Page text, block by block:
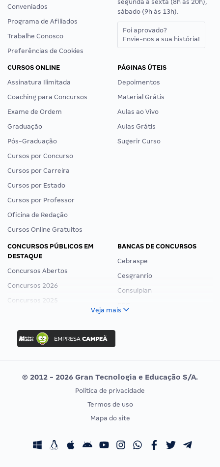
Conveniados
Programa de Afiliados
Trabalhe Conosco
Preferências de Cookies
segunda a sexta (8h às 20h),
sábado (9h às 13h).
Foi aprovado?
Envie-nos a sua história!
CURSOS ONLINE
Assinatura Ilimitada
Coaching para Concursos
Exame de Ordem
Graduação
Pós-Graduação
Cursos por Concurso
Cursos por Carreira
Cursos por Estado
Cursos por Professor
Oficina de Redação
Cursos Online Gratuitos
PÁGINAS ÚTEIS
Depoimentos
Material Grátis
Aulas ao Vivo
Aulas Grátis
Sugerir Curso
CONCURSOS PÚBLICOS EM
DESTAQUE
Concursos Abertos
Concursos 2026
Concursos 2025
Concurso Nacional Unificado
Concurso Ibama
Concurso MPU
Editais publicados
BANCAS DE CONCURSOS
Cebraspe
Cesgranrio
Consulplan
Vunesp
CONCURSOS POR PROFISSÃO
Concursos Fiscais
EXAME DE ORDEM
Calendário OAB
Veja mais
© 2012 - 2026 Gran Tecnologia e Educação S/A.
Política de privacidade
Termos de uso
Mapa do site